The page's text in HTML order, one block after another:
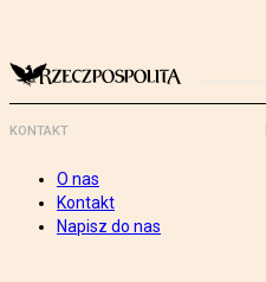
KONTAKT
O nas
Kontakt
Napisz do nas